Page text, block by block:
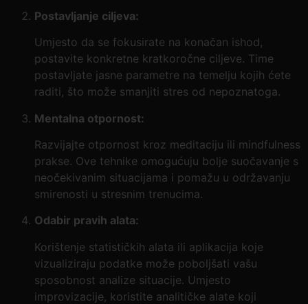
Postavljanje ciljeva:
Umjesto da se fokusirate na konačan ishod,
postavite konkretne kratkoročne ciljeve. Time
postavljate jasne parametre na temelju kojih ćete
raditi, što može smanjiti stres od nepoznatoga.
Mentalna otpornost:
Razvijajte otpornost kroz meditaciju ili mindfulness
prakse. Ove tehnike omogućuju bolje suočavanje s
neočekivanim situacijama i pomažu u održavanju
smirenosti u stresnim trenucima.
Odabir pravih alata:
Korištenje statističkih alata ili aplikacija koje
vizualiziraju podatke može poboljšati vašu
sposobnost analize situacije. Umjesto
improvizacije, koristite analitičke alate koji